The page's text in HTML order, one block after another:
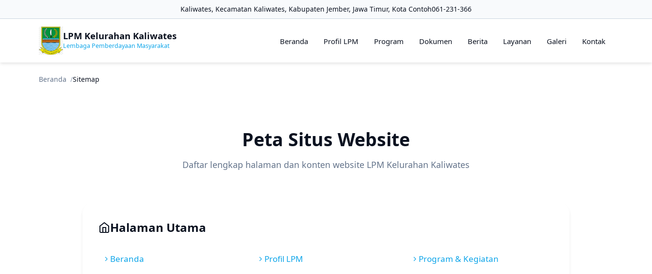
Kaliwates, Kecamatan Kaliwates, Kabupaten Jember, Jawa Timur, Kota Contoh061-231-366
LPM Kelurahan Kaliwates
Lembaga Pemberdayaan Masyarakat Beranda Profil LPM Program Dokumen Berita Layanan Galeri Kontak
Beranda Sitemap
Peta Situs Website
Daftar lengkap halaman dan konten website LPM Kelurahan Kaliwates
Halaman Utama
Beranda Profil LPM Program & Kegiatan